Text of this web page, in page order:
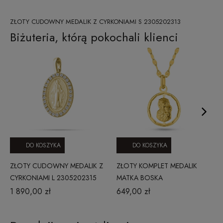
ZŁOTY CUDOWNY MEDALIK Z CYRKONIAMI S 2305202313
Biżuteria, którą pokochali klienci
ZŁOTY CUDOWNY MEDALIK Z
CYRKONIAMI L 2305202315
1 890,00 zł
DO KOSZYKA
ZŁOTY KOMPLET MEDALIK
MATKA BOSKA
CZĘSTOCHOWSKA Z
649,00 zł
DO KOSZYKA